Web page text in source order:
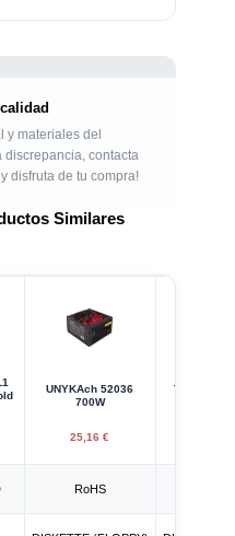
y materiales del
discrepancia, contacta
disfruta de tu compra!
Similares
UNYKAch 52036
700W
25,16 €
TooQ
RoHS